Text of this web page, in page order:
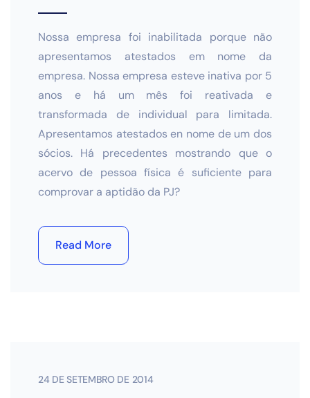
Nossa empresa foi inabilitada porque não
apresentamos atestados em nome da
empresa. Nossa empresa esteve inativa por 5
anos e há um mês foi reativada e
transformada de individual para limitada.
Apresentamos atestados en nome de um dos
sócios. Há precedentes mostrando que o
acervo de pessoa física é suficiente para
comprovar a aptidão da PJ?
Read More
24 DE SETEMBRO DE 2014